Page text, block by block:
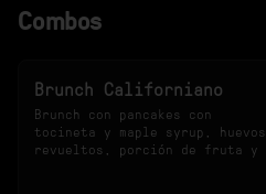
Combos
Brunch Californiano
Brunch con pancakes con
tocineta y maple syrup, huevos
revueltos, porción de fruta y